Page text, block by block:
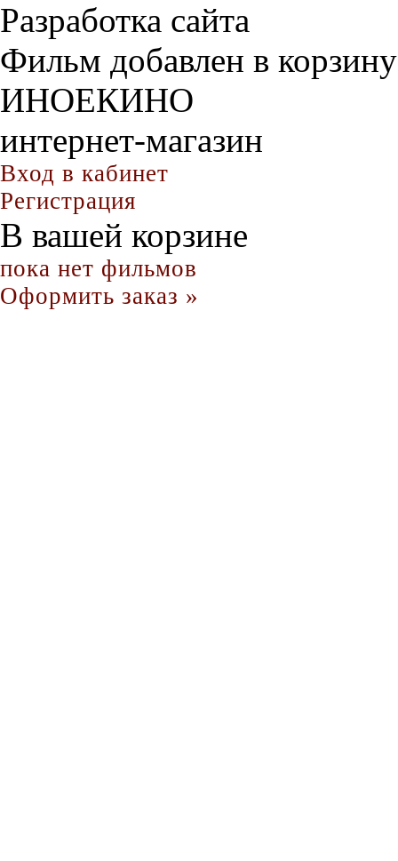
Разработка сайта
Фильм добавлен в корзину
ИНОЕКИНО
интернет-магазин
Вход в кабинет
Регистрация
В вашей корзине
пока нет фильмов
Оформить заказ »